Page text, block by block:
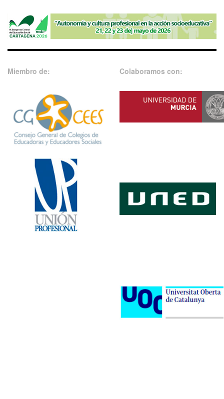
Miembro de: Colaboramos con: